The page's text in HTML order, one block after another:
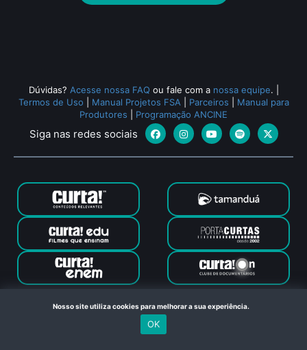
Dúvidas? Acesse nossa FAQ ou fale com a nossa equipe.
Termos de Uso
Manual Projetos FSA Parceiros
Manual para
Produtores
Programação ANCINE
Siga nas redes sociais
Canal Curta © 2024. Todos os direitos reservados. Feito com
no Rio de Janeiro
Nosso site utiliza cookies para melhorar a sua experiência.
OK